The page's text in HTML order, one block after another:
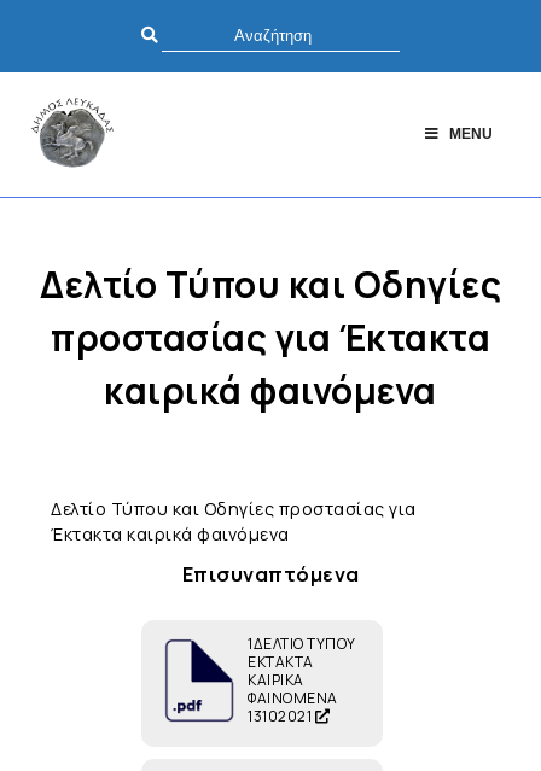
MENU
Δελτίο Τύπου και Οδηγίες
προστασίας για Έκτακτα
καιρικά φαινόμενα
Δελτίο Τύπου και Οδηγίες προστασίας για
Έκτακτα καιρικά φαινόμενα
Επισυναπτόμενα
1ΔΕΛΤΙΟ ΤΥΠΟΥ
ΕΚΤΑΚΤΑ
ΚΑΙΡΙΚΑ
ΦΑΙΝΟΜΕΝΑ
13102021